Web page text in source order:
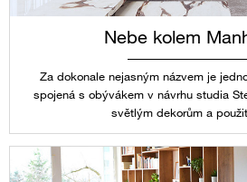
Nebe kolem
Za dokonale nejasným názvem je
spojená s obývákem v návrhu studia
světlým dekorům a